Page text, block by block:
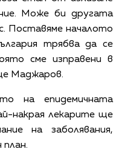
Може би другата
Поставяме началото
трябва да се
сме изправени в
Маджаров.
на епидемичната
накрая лекарите ще
на заболявания,
план.